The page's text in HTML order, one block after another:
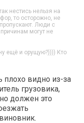
нестись нельзя на
то осторожно, не
Люди с
могут не
ещё и орущую?)))) Кто
видно из-за
грузовика,
должен это